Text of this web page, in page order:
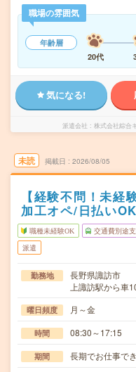
職場の雰囲気
年齢層
20代
気になる!
派遣会社 株式会社綜合
未読 掲載日 2026/08/05
【経験不問！未経
加工オペ/日払いOK
職種未経験OK 交通費別途
派遣
勤務地
長野県諏訪市
上諏訪駅から車
曜日頻度 月～金
時間 08:30～17:15
期間 長期でお仕事で